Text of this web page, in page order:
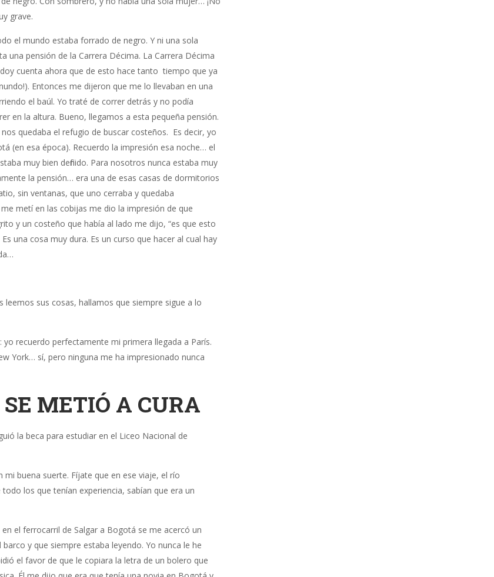
grave.
el mundo estaba forrado de negro. Y ni una sola
una pensión de la Carrera Décima. La Carrera Décima
cuenta ahora que de esto hace tanto tiempo que ya
Entonces me dijeron que me lo llevaban en una
el baúl. Yo traté de correr detrás y no podía
en la altura. Bueno, llegamos a esta pequeña pensión.
quedaba el refugio de buscar costeños. Es decir, yo
(en esa época). Recuerdo la impresión esa noche… el
muy bien definido. Para nosotros nunca estaba muy
la pensión… era una de esas casas de dormitorios
sin ventanas, que uno cerraba y quedaba
metí en las cobijas me dio la impresión de que
y un costeño que había al lado me dijo, “es que esto
una cosa muy dura. Es un curso que hacer al cual hay
sus cosas, hallamos que siempre sigue a lo
recuerdo perfectamente mi primera llegada a París.
York… sí, pero ninguna me ha impresionado nunca
METIÓ A CURA
la beca para estudiar en el Liceo Nacional de
buena suerte. Fíjate que en ese viaje, el río
los que tenían experiencia, sabían que era un
el ferrocarril de Salgar a Bogotá se me acercó un
y que siempre estaba leyendo. Yo nunca le he
el favor de que le copiara la letra de un bolero que